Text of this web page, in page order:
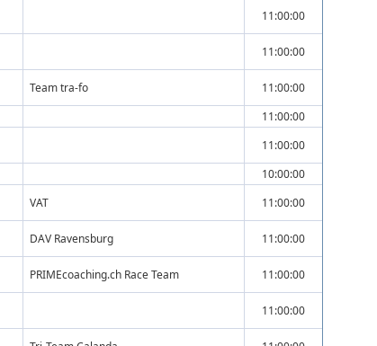
11:00:00
11:00:00
Team tra-fo
11:00:00
11:00:00
11:00:00
10:00:00
VAT 11:00:00
DAV Ravensburg 11:00:00
PRIMEcoaching.ch Race Team 11:00:00
11:00:00